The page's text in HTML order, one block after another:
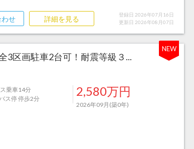
わせ 詳細を見る
登録日 2026年07月16日
更新日 2026年08月07日
NEW
画駐車2台可！耐震等級３...
乗車14分
ス停 停歩2分
2,580万円
2026年09月(築0年)